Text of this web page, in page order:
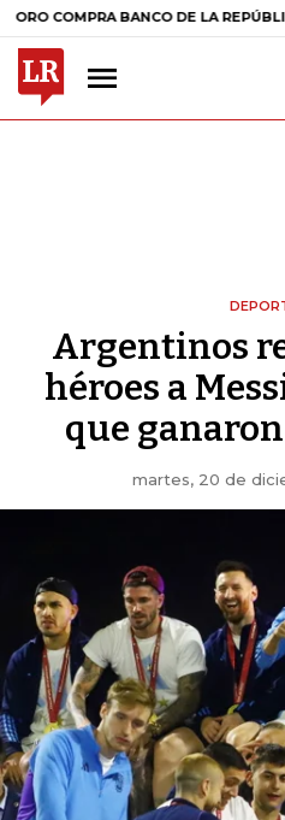
BANCO DE LA REPÚBLICA $
Argentinos
héroes a
que
martes, 20 de